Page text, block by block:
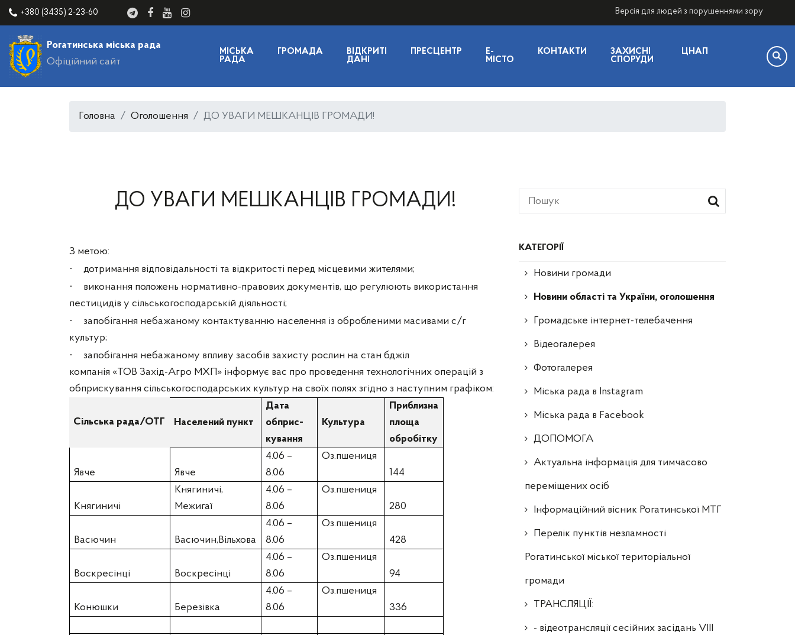
+380 (3435) 2-23-60 Версія для людей з порушеннями зору
Рогатинська міська рада
Офіційний сайт
МІСЬКА
РАДА
ГРОМАДА
ВІДКРИТІ
ДАНІ
ПРЕСЦЕНТР
E-
МІСТО
КОНТАКТИ
ЗАХИСНІ
СПОРУДИ
ЦНАП
Головна Оголошення ДО УВАГИ МЕШКАНЦІВ ГРОМАДИ!
КАТЕГОРІЇ
Новини громади
Новини області та України, оголошення
Громадське інтернет-телебачення
Відеогалерея
Фотогалерея
Міська рада в Instagram
Міська рада в Facebook
ДОПОМОГА
Актуальна інформація для тимчасово
переміщених осіб
Інформаційний вісник Рогатинської МТГ
Перелік пунктів незламності
Рогатинської міської територіальної
громади
ТРАНСЛЯЦІЇ:
- відеотрансляції сесійних засідань VIII
ДО УВАГИ МЕШКАНЦІВ ГРОМАДИ!
З метою:
· дотримання відповідальності та відкритості перед місцевими жителями;
·
виконання положень нормативно-правових документів, що регулюють використання
пестицидів у сільськогосподарській діяльності;
·
запобігання небажаному контактуванню населення із обробленими масивами с/г
культур;
·
запобігання небажаному впливу засобів захисту рослин на стан бджіл
компанія «ТОВ Захід-Агро МХП» інформує вас про проведення технологічних операцій з
обприскування сільськогосподарських культур на своїх полях згідно з наступним графіком:
Сільська рада/ОТГ Населений пункт
Дата
обприс-
кування
Культура
Приблизна
площа
обробітку
Явче Явче
4.06 –
8.06
Оз.пшениця
144
Княгиничі
Княгиничі,
Межигаї
4.06 –
8.06
Оз.пшениця
280
Васючин Васючин,Вільхова
4.06 –
8.06
Оз.пшениця
428
Воскресінці Воскресінці
4.06 –
8.06
Оз.пшениця
94
Конюшки Березівка
4.06 –
8.06
Оз.пшениця
336